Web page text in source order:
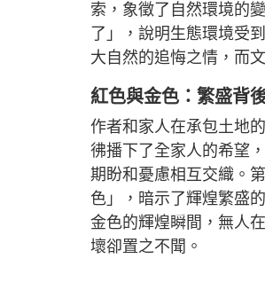
索，象徵了自然環境的
了」，說明生態環境受
大自然的追悔之情，而
紅色與金色：繁盛背
作者和家人在承包土地
彿播下了全家人的希望
期盼和憂慮相互交織。
色」，暗示了輝煌繁盛
金色的輝煌瞬間，無人
壞卻置之不聞。